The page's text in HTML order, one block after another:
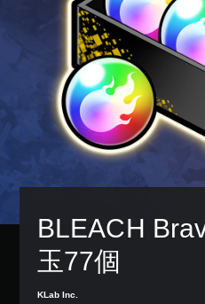
BLEACH
玉77個
KLab Inc.